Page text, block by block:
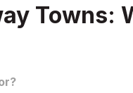
Towns: